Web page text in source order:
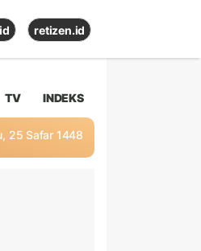
retizen.id
TV INDEKS
25 Safar 1448